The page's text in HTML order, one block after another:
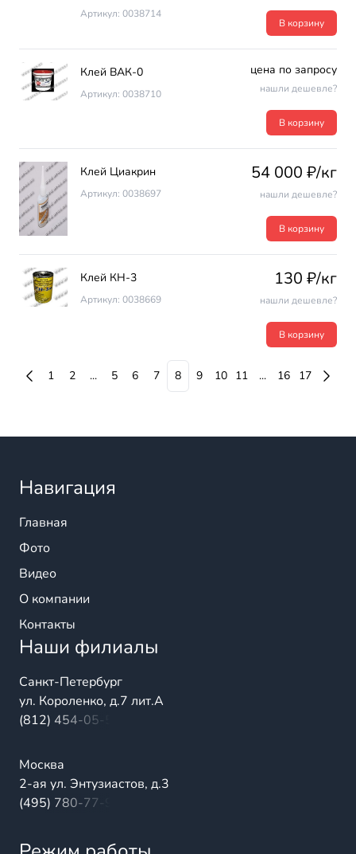
Артикул: 0038714
В корзину
Клей ВАК-0
Артикул: 0038710
цена по запросу
нашли дешевле?
В корзину
Клей Циакрин
Артикул: 0038697
54 000 ₽/кг
нашли дешевле?
В корзину
Клей КН-3
Артикул: 0038669
130 ₽/кг
нашли дешевле?
В корзину
1 2 ... 5 6 7 8 9 10 11 ... 16 17
Навигация
Главная
Фото
Видео
О компании
Контакты
Наши филиалы
Санкт-Петербург
ул. Короленко, д.7 лит.А
(812) 454-05-54
Москва
2-ая ул. Энтузиастов, д.3
(495) 780-77-98